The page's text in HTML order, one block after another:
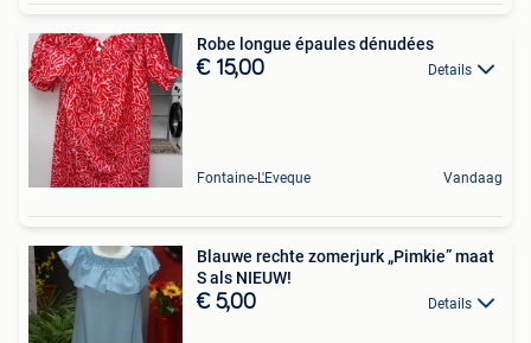
Robe longue épaules dénudées
€ 15,00 Details
Fontaine-L'Eveque Vandaag
Blauwe rechte zomerjurk „Pimkie” maat
S als NIEUW!
€ 5,00 Details